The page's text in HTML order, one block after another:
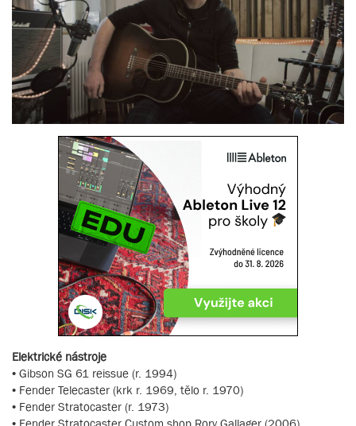
Elektrické nástroje
• Gibson SG 61 reissue (r. 1994)
• Fender Telecaster (krk r. 1969, tělo r. 1970)
• Fender Stratocaster (r. 1973)
• Fender Stratocaster Custom shop Rory Gallager (2006)